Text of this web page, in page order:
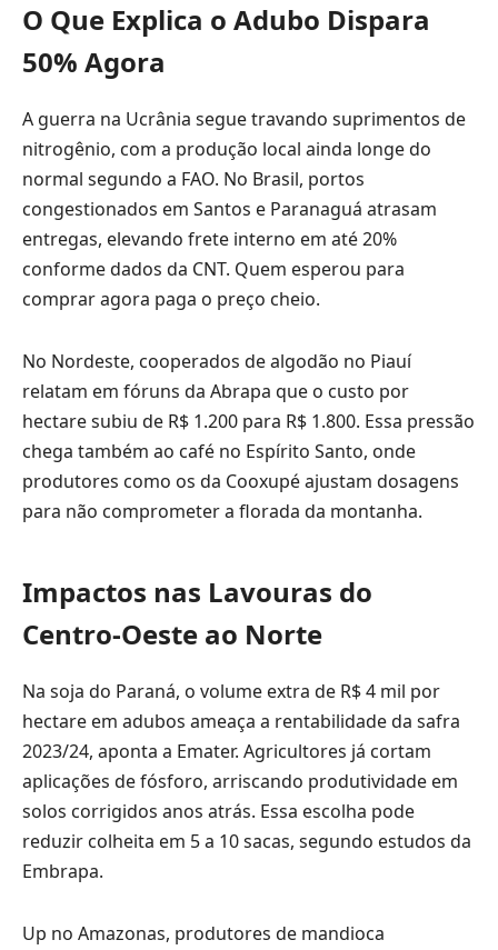
O Que Explica o Adubo Dispara
50% Agora
A guerra na Ucrânia segue travando suprimentos de
nitrogênio, com a produção local ainda longe do
normal segundo a FAO. No Brasil, portos
congestionados em Santos e Paranaguá atrasam
entregas, elevando frete interno em até 20%
conforme dados da CNT. Quem esperou para
comprar agora paga o preço cheio.
No Nordeste, cooperados de algodão no Piauí
relatam em fóruns da Abrapa que o custo por
hectare subiu de R$ 1.200 para R$ 1.800. Essa pressão
chega também ao café no Espírito Santo, onde
produtores como os da Cooxupé ajustam dosagens
para não comprometer a florada da montanha.
Impactos nas Lavouras do
Centro-Oeste ao Norte
Na soja do Paraná, o volume extra de R$ 4 mil por
hectare em adubos ameaça a rentabilidade da safra
2023/24, aponta a Emater. Agricultores já cortam
aplicações de fósforo, arriscando produtividade em
solos corrigidos anos atrás. Essa escolha pode
reduzir colheita em 5 a 10 sacas, segundo estudos da
Embrapa.
Up no Amazonas, produtores de mandioca